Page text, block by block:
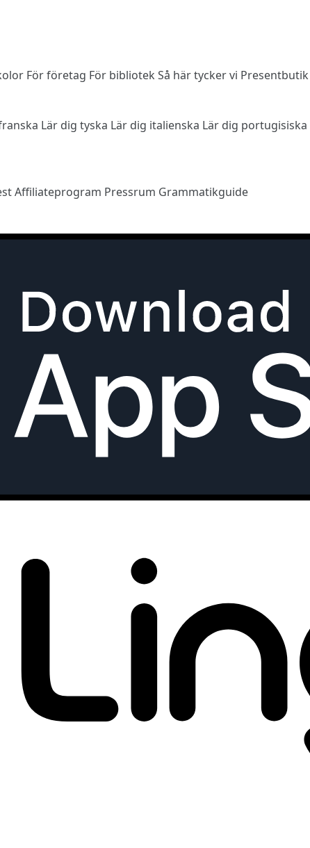
För företag För bibliotek Så här tycker vi Presentbutik
Lär dig tyska Lär dig italienska Lär dig portugisiska
Affiliateprogram Pressrum Grammatikguide